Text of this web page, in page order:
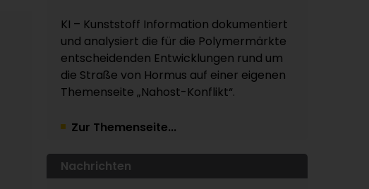
KI – Kunststoff Information dokumentiert
und analysiert die für die Polymermärkte
entscheidenden Entwicklungen rund um
die Straße von Hormus auf einer eigenen
Themenseite „Nahost-Konflikt“.
Zur Themenseite...
Nachrichten